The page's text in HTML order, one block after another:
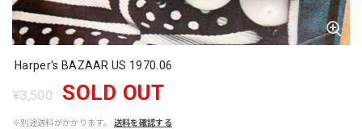
Harper's BAZAAR US 1970.06
¥3,500 SOLD OUT
※別途送料がかかります。 送料を確認する